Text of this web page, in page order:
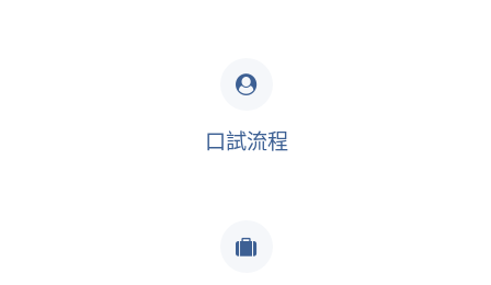
口試流程